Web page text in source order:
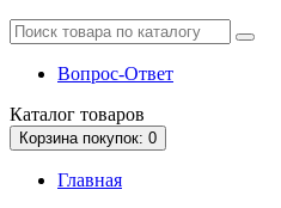
Вопрос-Ответ
Каталог товаров
Корзина покупок: 0
Главная